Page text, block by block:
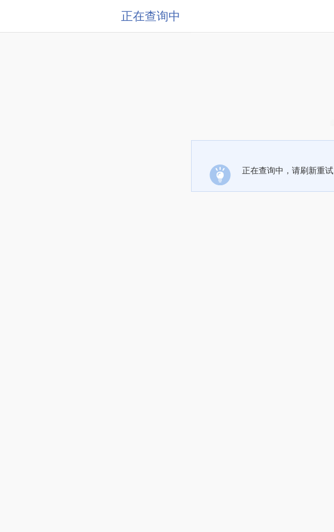
正在查询中
正在查询中，请刷新重试